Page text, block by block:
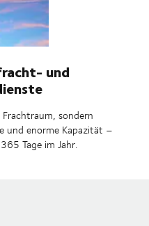
und
sondern
und enorme Kapazität –
Tage im Jahr.